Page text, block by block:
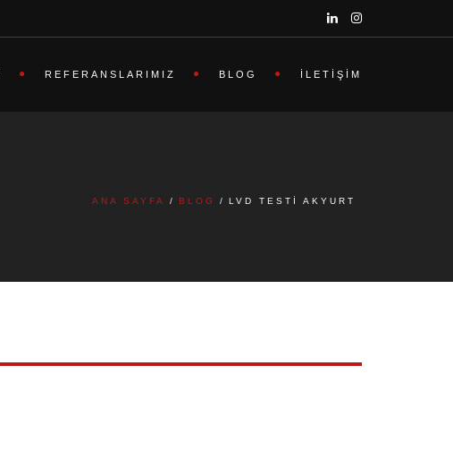
REFERANSLARIMIZ BLOG İLETIŞIM
ANA SAYFA BLOG LVD TESTI AKYURT